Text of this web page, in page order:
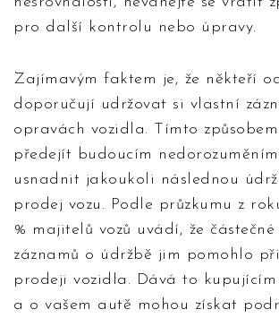
pro další kontrolu nebo úpravy.
Zajímavým faktem je, že někteří
doporučují udržovat si vlastní
opravách vozidla. Tímto způsobem
předejít budoucím
usnadnit jakoukoli následnou
prodej vozu. Podle průzkumu z
% majitelů vozů uvádí, že částečné
záznamů o údržbě jim pomohlo
prodeji vozidla. Dává to kupujícím
a o vašem autě mohou získat